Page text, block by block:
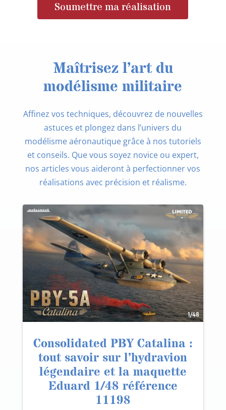
Soumettre ma réalisation
Maîtrisez l’art du
modélisme militaire
Affinez vos techniques, découvrez de nouvelles
astuces et plongez dans l’univers du
modélisme aéronautique grâce à nos tutoriels
et conseils. Que vous soyez novice ou expert,
nos articles vous aideront à perfectionner vos
réalisations avec précision et réalisme.
Consolidated PBY Catalina :
tout savoir sur l’hydravion
légendaire et la maquette
Eduard 1/48 référence
11198